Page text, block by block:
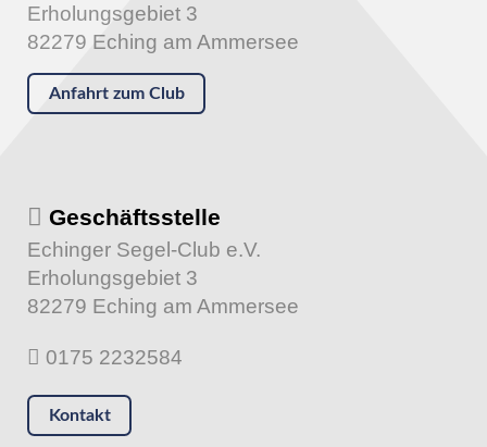
Erholungsgebiet 3
82279 Eching am Ammersee
Anfahrt zum Club
Geschäftsstelle
Echinger Segel-Club e.V.
Erholungsgebiet 3
82279 Eching am Ammersee
0175 2232584
Kontakt